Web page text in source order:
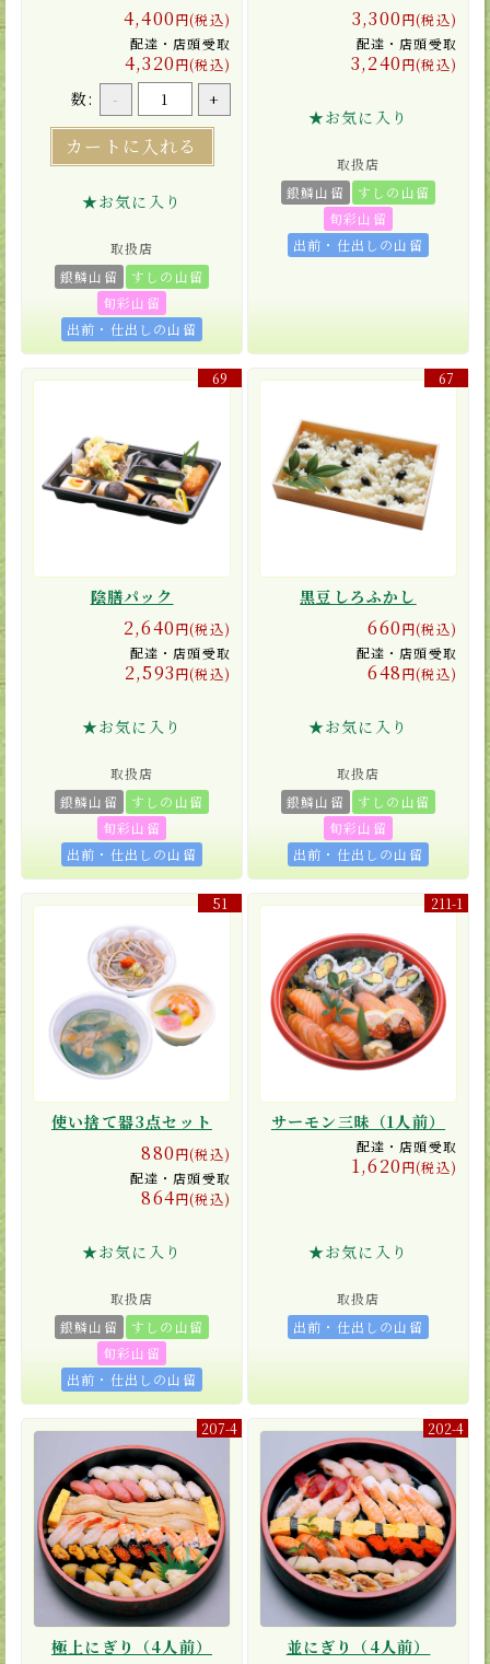
4,400円(税込)
配達・店頭受取
4,320円(税込)
数: - +
カートに入れる
★お気に入り
取扱店
銀鱗山留
すしの山留
旬彩山留
出前・仕出しの山留
3,300円(税込)
配達・店頭受取
3,240円(税込)
★お気に入り
取扱店
銀鱗山留
すしの山留
旬彩山留
出前・仕出しの山留
69
陰膳パック
2,640円(税込)
配達・店頭受取
2,593円(税込)
★お気に入り
取扱店
銀鱗山留
すしの山留
旬彩山留
出前・仕出しの山留
67
黒豆しろふかし
660円(税込)
配達・店頭受取
648円(税込)
★お気に入り
取扱店
銀鱗山留
すしの山留
旬彩山留
出前・仕出しの山留
51
使い捨て器3点セット
880円(税込)
配達・店頭受取
864円(税込)
★お気に入り
取扱店
銀鱗山留
すしの山留
旬彩山留
出前・仕出しの山留
211-1
サーモン三昧（1人前）
配達・店頭受取
1,620円(税込)
★お気に入り
取扱店
出前・仕出しの山留
207-4
極上にぎり（4人前）
202-4
並にぎり（4人前）